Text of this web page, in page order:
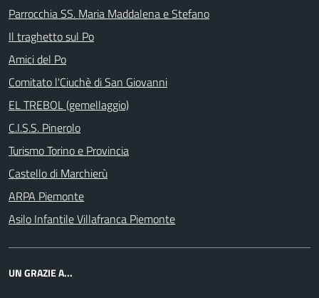
Parrocchia SS. Maria Maddalena e Stefano
Il traghetto sul Po
Amici del Po
Comitato l'Ciuchè di San Giovanni
EL TREBOL (gemellaggio)
C.I.S.S. Pinerolo
Turismo Torino e Provincia
Castello di Marchierù
ARPA Piemonte
Asilo Infantile Villafranca Piemonte
UN GRAZIE A...